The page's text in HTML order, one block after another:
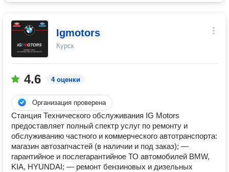
Igmotors
Курск
4.6 4 оценки
Организация проверена
Станция Технического обслуживания IG Motors
предоставляет полный спектр услуг по ремонту и
обслуживанию частного и коммерческого автотранспорта:
магазин автозапчастей (в наличии и под заказ); —
гарантийное и послегарантийное ТО автомобилей BMW,
KIA, HYUNDAI; — ремонт бензиновых и дизельных